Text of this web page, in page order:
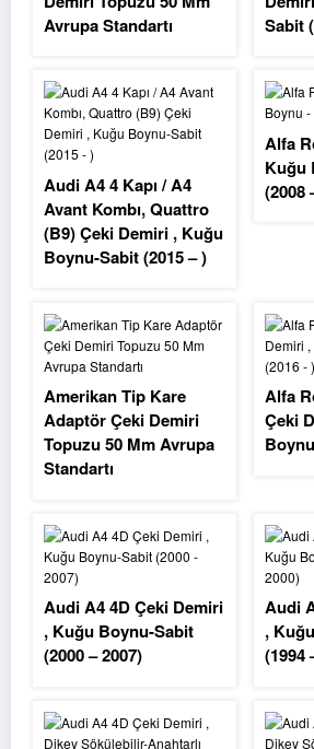
Avrupa Standartı
Sabit
Audi A4 4 Kapı / A4
Avant Kombı, Quattro
(B9) Çeki Demiri , Kuğu
Boynu-Sabit (2015 – )
Alfa
Kuğu
(2008
Amerikan Tip Kare
Adaptör Çeki Demiri
Topuzu 50 Mm Avrupa
Standartı
Alfa
Çeki
Audi A4 4D Çeki Demiri
, Kuğu Boynu-Sabit
(2000 – 2007)
Audi
,
(1994